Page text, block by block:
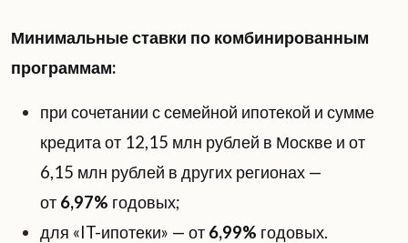
Минимальные ставки по комбинированным
программам:
при сочетании с семейной ипотекой и сумме
кредита от 12,15 млн рублей в Москве и от
6,15 млн рублей в других регионах —
от 6,97% годовых;
для «IT-ипотеки» — от 6,99% годовых.